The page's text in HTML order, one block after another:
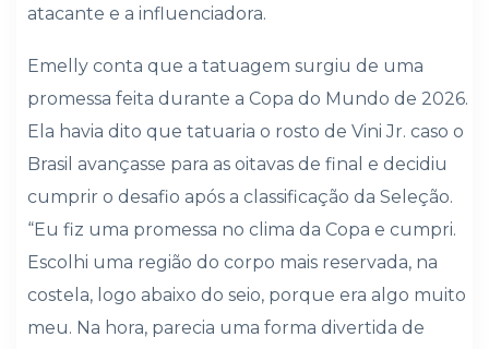
atacante e a influenciadora.
Emelly conta que a tatuagem surgiu de uma
promessa feita durante a Copa do Mundo de 2026.
Ela havia dito que tatuaria o rosto de Vini Jr. caso o
Brasil avançasse para as oitavas de final e decidiu
cumprir o desafio após a classificação da Seleção.
“Eu fiz uma promessa no clima da Copa e cumpri.
Escolhi uma região do corpo mais reservada, na
costela, logo abaixo do seio, porque era algo muito
meu. Na hora, parecia uma forma divertida de